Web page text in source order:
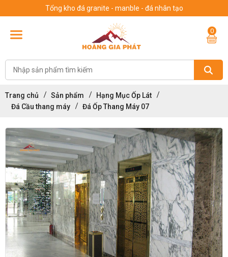
Tổng kho đá granite - manble - đá nhân tạo
0
Trang chủ Sản phẩm
Hạng Mục Ốp Lát
Đá Cầu thang máy
Đá Ốp Thang Máy 07